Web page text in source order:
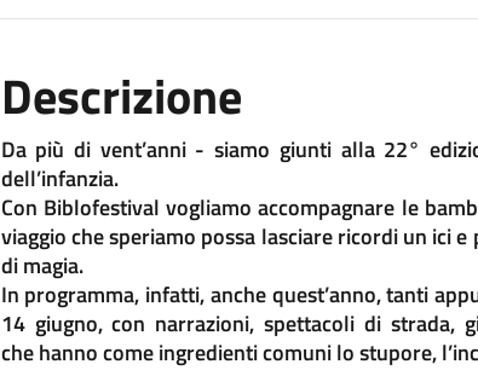
Descrizione
Da più di vent’anni - siamo giunti alla 22°
dell’infanzia.
Con Biblofestival vogliamo accompagnare le
viaggio che speriamo possa lasciare ricordi un ici
di magia.
In programma, infatti, anche quest’anno, tanti
14 giugno, con narrazioni, spettacoli di strada,
che hanno come ingredienti comuni lo stupore,